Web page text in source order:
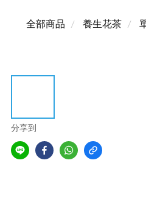
全部商品 養生花茶
分享到